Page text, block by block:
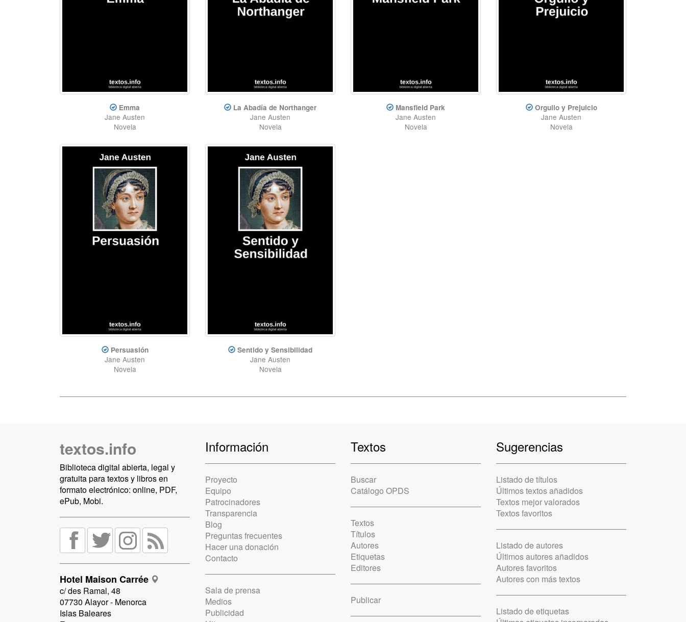
Emma
Jane Austen
Novela
La Abadía de Northanger
Jane Austen
Novela
Mansfield Park
Jane Austen
Novela
Orgullo y Prejuicio
Jane Austen
Novela
Persuasión
Jane Austen
Novela
Sentido y Sensibilidad
Jane Austen
Novela
textos.info
Biblioteca digital abierta, legal y
gratuita para textos y libros en
formato electrónico: online, PDF,
ePub, Mobi.
Hotel Maison Carrée
c/ des Ramal, 48
07730 Alayor - Menorca
Islas Baleares
Información
Proyecto
Equipo
Patrocinadores
Transparencia
Blog
Preguntas frecuentes
Hacer una donación
Contacto
Sala de prensa
Medios
Publicidad
Textos
Buscar
Catálogo OPDS
Textos
Títulos
Autores
Etiquetas
Editores
Publicar
Sugerencias
Listado de títulos
Últimos textos añadidos
Textos mejor valorados
Textos favoritos
Listado de autores
Últimos autores añadidos
Autores favoritos
Autores con más textos
Listado de etiquetas